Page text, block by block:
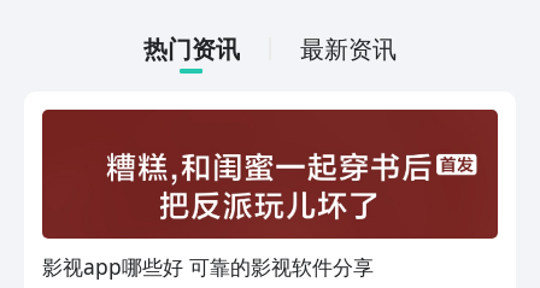
下游戏的主要乐趣吧。
热门资讯 最新资讯
影视app哪些好 可靠的影视软件分享